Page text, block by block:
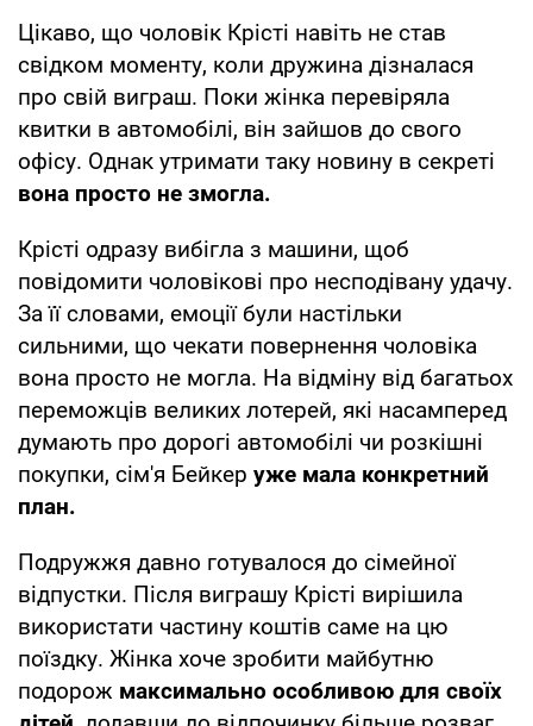
Цікаво, що чоловік Крісті навіть не став
свідком моменту, коли дружина дізналася
про свій виграш. Поки жінка перевіряла
квитки в автомобілі, він зайшов до свого
офісу. Однак утримати таку новину в секреті
вона просто не змогла.
Крісті одразу вибігла з машини, щоб
повідомити чоловікові про несподівану удачу.
За її словами, емоції були настільки
сильними, що чекати повернення чоловіка
вона просто не могла. На відміну від багатьох
переможців великих лотерей, які насамперед
думають про дорогі автомобілі чи розкішні
покупки, сім'я Бейкер уже мала конкретний
план.
Подружжя давно готувалося до сімейної
відпустки. Після виграшу Крісті вирішила
використати частину коштів саме на цю
поїздку. Жінка хоче зробити майбутню
подорож максимально особливою для своїх